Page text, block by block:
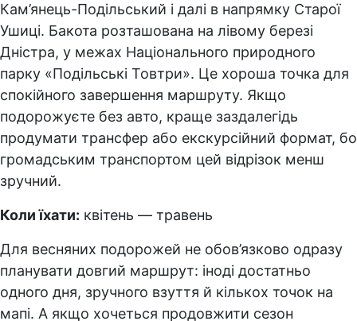
Кам’янець-Подільський і далі в напрямку Старої
Ушиці. Бакота розташована на лівому березі
Дністра, у межах Національного природного
парку «Подільські Товтри». Це хороша точка для
спокійного завершення маршруту. Якщо
подорожуєте без авто, краще заздалегідь
продумати трансфер або екскурсійний формат, бо
громадським транспортом цей відрізок менш
зручний.
Коли їхати: квітень — травень
Для весняних подорожей не обов’язково одразу
планувати довгий маршрут: іноді достатньо
одного дня, зручного взуття й кількох точок на
мапі. А якщо хочеться продовжити сезон